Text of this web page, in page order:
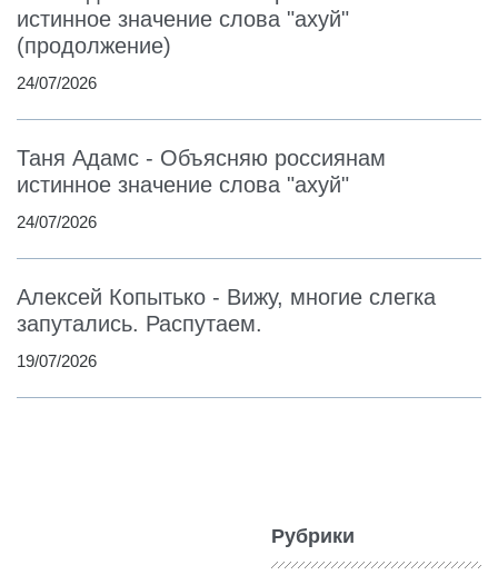
истинное значение слова "ахуй"
(продолжение)
24/07/2026
Таня Адамс - Объясняю россиянам
истинное значение слова "ахуй"
24/07/2026
Алексей Копытько - Вижу, многие слегка
запутались. Распутаем.
19/07/2026
Рубрики